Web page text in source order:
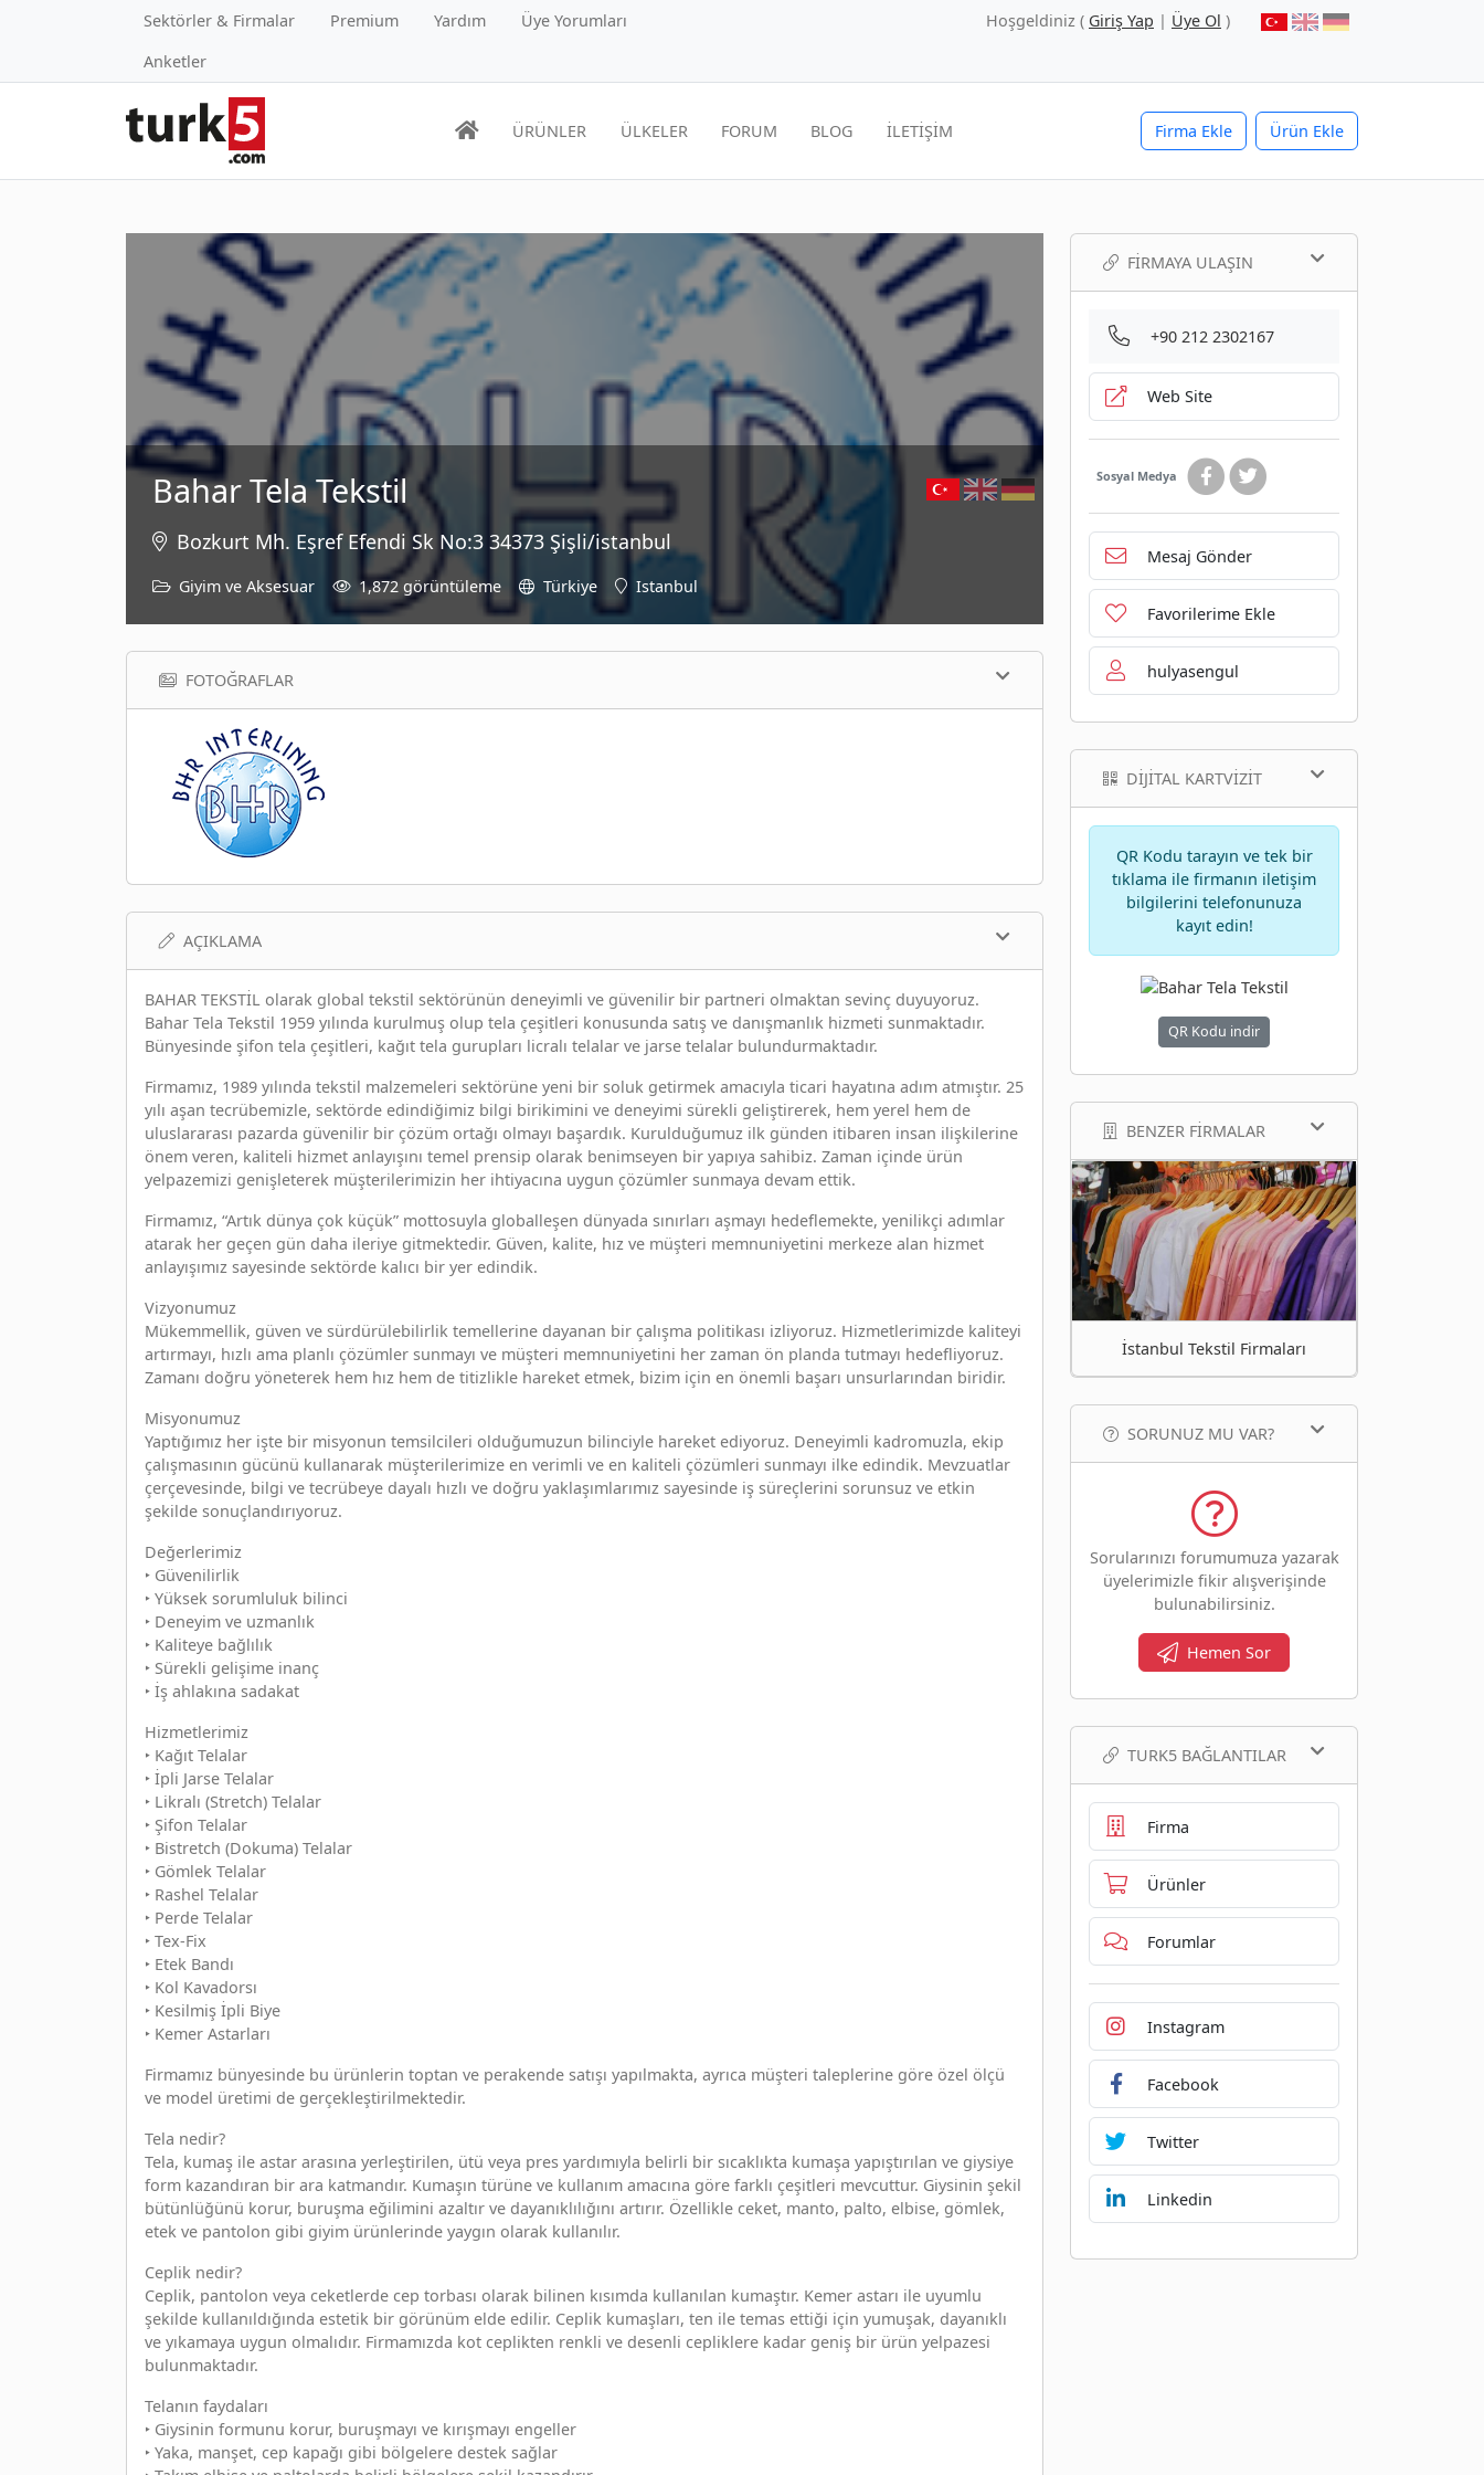
Sektörler & Firmalar Premium Yardım
Üye Yorumları
Anketler
Hoşgeldiniz ( Giriş Yap | Üye Ol )
Firma Ekle Ürün Ekle
ÜRÜNLER ÜLKELER FORUM BLOG İLETİŞİM
Bahar Tela Tekstil
Bozkurt Mh. Eşref Efendi Sk No:3 34373 Şişli/istanbul
Giyim ve Aksesuar 1,872 görüntüleme Türkiye Istanbul
FOTOĞRAFLAR
AÇIKLAMA
BAHAR TEKSTİL olarak global tekstil sektörünün deneyimli ve güvenilir bir partneri olmaktan sevinç duyuyoruz.
Bahar Tela Tekstil 1959 yılında kurulmuş olup tela çeşitleri konusunda satış ve danışmanlık hizmeti sunmaktadır.
Bünyesinde şifon tela çeşitleri, kağıt tela gurupları licralı telalar ve jarse telalar bulundurmaktadır.
Firmamız, 1989 yılında tekstil malzemeleri sektörüne yeni bir soluk getirmek amacıyla ticari hayatına adım atmıştır. 25
yılı aşan tecrübemizle, sektörde edindiğimiz bilgi birikimini ve deneyimi sürekli geliştirerek, hem yerel hem de
uluslararası pazarda güvenilir bir çözüm ortağı olmayı başardık. Kurulduğumuz ilk günden itibaren insan ilişkilerine
önem veren, kaliteli hizmet anlayışını temel prensip olarak benimseyen bir yapıya sahibiz. Zaman içinde ürün
yelpazemizi genişleterek müşterilerimizin her ihtiyacına uygun çözümler sunmaya devam ettik.
Firmamız, “Artık dünya çok küçük” mottosuyla globalleşen dünyada sınırları aşmayı hedeflemekte, yenilikçi adımlar
atarak her geçen gün daha ileriye gitmektedir. Güven, kalite, hız ve müşteri memnuniyetini merkeze alan hizmet
anlayışımız sayesinde sektörde kalıcı bir yer edindik.
Vizyonumuz
Mükemmellik, güven ve sürdürülebilirlik temellerine dayanan bir çalışma politikası izliyoruz. Hizmetlerimizde kaliteyi
artırmayı, hızlı ama planlı çözümler sunmayı ve müşteri memnuniyetini her zaman ön planda tutmayı hedefliyoruz.
Zamanı doğru yöneterek hem hız hem de titizlikle hareket etmek, bizim için en önemli başarı unsurlarından biridir.
Misyonumuz
Yaptığımız her işte bir misyonun temsilcileri olduğumuzun bilinciyle hareket ediyoruz. Deneyimli kadromuzla, ekip
çalışmasının gücünü kullanarak müşterilerimize en verimli ve en kaliteli çözümleri sunmayı ilke edindik. Mevzuatlar
çerçevesinde, bilgi ve tecrübeye dayalı hızlı ve doğru yaklaşımlarımız sayesinde iş süreçlerini sorunsuz ve etkin
şekilde sonuçlandırıyoruz.
Değerlerimiz
‣ Güvenilirlik
‣ Yüksek sorumluluk bilinci
‣ Deneyim ve uzmanlık
‣ Kaliteye bağlılık
‣ Sürekli gelişime inanç
‣ İş ahlakına sadakat
Hizmetlerimiz
‣ Kağıt Telalar
‣ İpli Jarse Telalar
‣ Likralı (Stretch) Telalar
‣ Şifon Telalar
‣ Bistretch (Dokuma) Telalar
‣ Gömlek Telalar
‣ Rashel Telalar
‣ Perde Telalar
‣ Tex-Fix
‣ Etek Bandı
‣ Kol Kavadorsı
‣ Kesilmiş İpli Biye
‣ Kemer Astarları
Firmamız bünyesinde bu ürünlerin toptan ve perakende satışı yapılmakta, ayrıca müşteri taleplerine göre özel ölçü
ve model üretimi de gerçekleştirilmektedir.
Tela nedir?
Tela, kumaş ile astar arasına yerleştirilen, ütü veya pres yardımıyla belirli bir sıcaklıkta kumaşa yapıştırılan ve giysiye
form kazandıran bir ara katmandır. Kumaşın türüne ve kullanım amacına göre farklı çeşitleri mevcuttur. Giysinin şekil
bütünlüğünü korur, buruşma eğilimini azaltır ve dayanıklılığını artırır. Özellikle ceket, manto, palto, elbise, gömlek,
etek ve pantolon gibi giyim ürünlerinde yaygın olarak kullanılır.
Ceplik nedir?
Ceplik, pantolon veya ceketlerde cep torbası olarak bilinen kısımda kullanılan kumaştır. Kemer astarı ile uyumlu
şekilde kullanıldığında estetik bir görünüm elde edilir. Ceplik kumaşları, ten ile temas ettiği için yumuşak, dayanıklı
ve yıkamaya uygun olmalıdır. Firmamızda kot ceplikten renkli ve desenli cepliklere kadar geniş bir ürün yelpazesi
bulunmaktadır.
Telanın faydaları
‣ Giysinin formunu korur, buruşmayı ve kırışmayı engeller
‣ Yaka, manşet, cep kapağı gibi bölgelere destek sağlar
FIRMAYA ULAŞIN
+90 212 2302167
Web Site
Sosyal Medya
Mesaj Gönder
Favorilerime Ekle
hulyasengul
DIJITAL KARTVIZIT
QR Kodu tarayın ve tek bir
tıklama ile firmanın iletişim
bilgilerini telefonunuza
kayıt edin!
QR Kodu indir
BENZER FIRMALAR
İstanbul Tekstil Firmaları
SORUNUZ MU VAR?
Sorularınızı forumumuza yazarak
üyelerimizle fikir alışverişinde
bulunabilirsiniz.
Hemen Sor
TURK5 BAĞLANTILAR
Firma
Ürünler
Forumlar
Instagram
Facebook
Twitter
Linkedin